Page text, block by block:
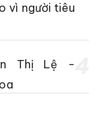
vì người tiêu
Thị Lệ -